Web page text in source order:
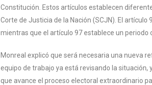
Constitución. Estos artículos establecen
Corte de Justicia de la Nación (SCJN). El
mientras que el artículo 97 establece un periodo
Monreal explicó que será necesaria una nueva
equipo de trabajo ya está revisando la
que avance el proceso electoral extraordinario